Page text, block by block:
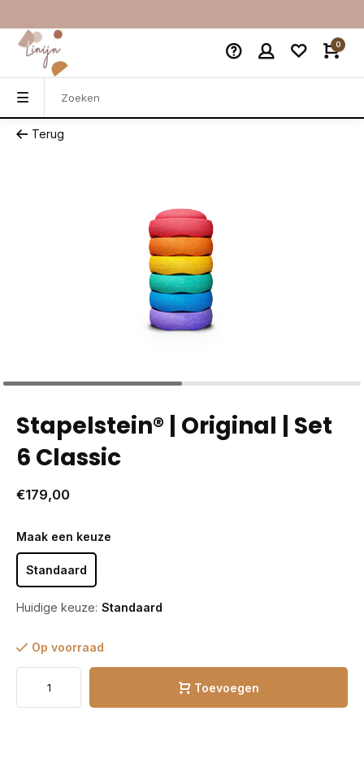
0
Terug
Stapelstein® | Original | Set
6 Classic
€179,00
Maak een keuze
Standaard
Huidige keuze: Standaard
Op voorraad
Toevoegen